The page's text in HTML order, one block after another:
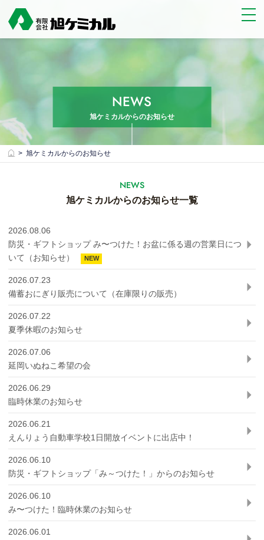
NEWS
旭ケミカルからのお知らせ
旭ケミカルからのお知らせ
NEWS
旭ケミカルからのお知らせ一覧
2026.08.06
防災・ギフトショップ み〜つけた！お盆に係る週の営業日につ
いて（お知らせ）
NEW
2026.07.23
備蓄おにぎり販売について（在庫限りの販売）
2026.07.22
夏季休暇のお知らせ
2026.07.06
延岡いぬねこ希望の会
2026.06.29
臨時休業のお知らせ
2026.06.21
えんりょう自動車学校1日開放イベントに出店中！
2026.06.10
防災・ギフトショップ「み～つけた！」からのお知らせ
2026.06.10
み〜つけた！臨時休業のお知らせ
2026.06.01